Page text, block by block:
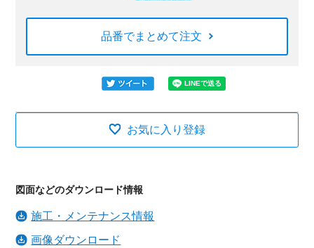
品番でまとめて注文
お気に入り登録
図面などのダウンロード情報
施工・メンテナンス情報
画像ダウンロード